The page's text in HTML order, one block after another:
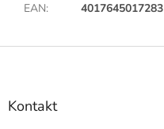
EAN: 4017645017283
Z
Kontakt